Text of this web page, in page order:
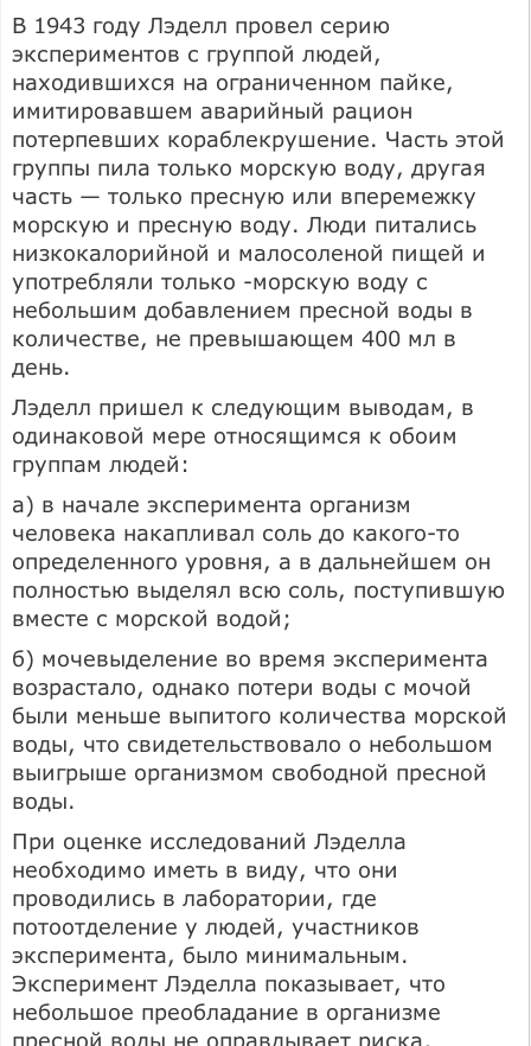
В 1943 году Лэделл провел серию
экспериментов с группой людей,
находившихся на ограниченном пайке,
имитировавшем аварийный рацион
потерпевших кораблекрушение. Часть этой
группы пила только морскую воду, другая
часть — только пресную или вперемежку
морскую и пресную воду. Люди питались
низкокалорийной и малосоленой пищей и
употребляли только -морскую воду с
небольшим добавлением пресной воды в
количестве, не превышающем 400 мл в
день.
Лэделл пришел к следующим выводам, в
одинаковой мере относящимся к обоим
группам людей:
а) в начале эксперимента организм
человека накапливал соль до какого-то
определенного уровня, а в дальнейшем он
полностью выделял всю соль, поступившую
вместе с морской водой;
б) мочевыделение во время эксперимента
возрастало, однако потери воды с мочой
были меньше выпитого количества морской
воды, что свидетельствовало о небольшом
выигрыше организмом свободной пресной
воды.
При оценке исследований Лэделла
необходимо иметь в виду, что они
проводились в лаборатории, где
потоотделение у людей, участников
эксперимента, было минимальным.
Эксперимент Лэделла показывает, что
небольшое преобладание в организме
пресной воды не оправдывает риска,